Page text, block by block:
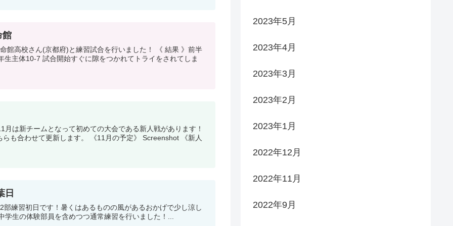
館
さん(京都府)と練習試合を行いました！ 《 結果 》前半
月は新チームとなって初めての大会である新人戦があります！
ます。 《11月の予定》 Screenshot 《新人
日
午前練習は中学生の体験部員を含めつつ通常練習を行いました！...
2023年5月
2023年4月
2023年3月
2023年2月
2023年1月
2022年12月
2022年11月
2022年9月